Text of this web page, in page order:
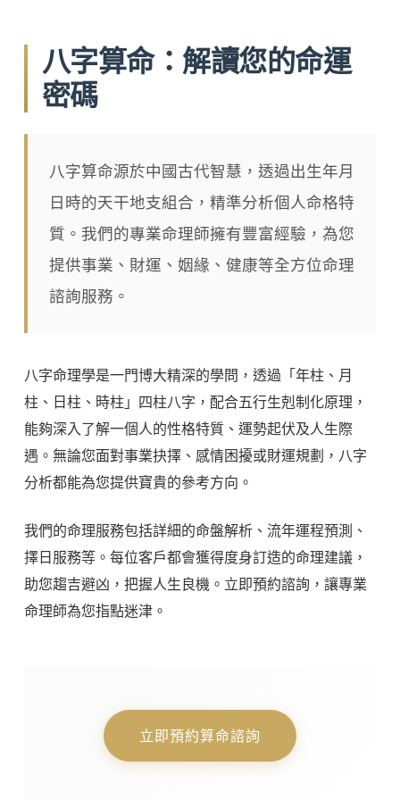
八字算命：解讀您的命運
密碼
八字算命源於中國古代智慧，透過出生年月
日時的天干地支組合，精準分析個人命格特
質。我們的專業命理師擁有豐富經驗，為您
提供事業、財運、姻緣、健康等全方位命理
諮詢服務。
八字命理學是一門博大精深的學問，透過「年柱、月
柱、日柱、時柱」四柱八字，配合五行生剋制化原理，
能夠深入了解一個人的性格特質、運勢起伏及人生際
遇。無論您面對事業抉擇、感情困擾或財運規劃，八字
分析都能為您提供寶貴的參考方向。
我們的命理服務包括詳細的命盤解析、流年運程預測、
擇日服務等。每位客戶都會獲得度身訂造的命理建議，
助您趨吉避凶，把握人生良機。立即預約諮詢，讓專業
命理師為您指點迷津。
立即預約算命諮詢